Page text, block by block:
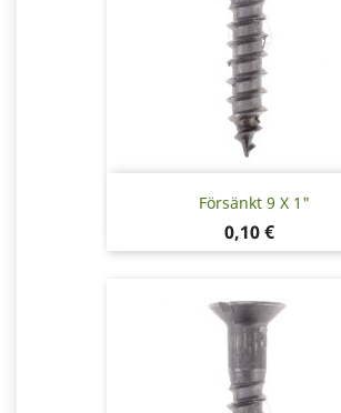
Försänkt 9 X 1"
Pris
0,10 €